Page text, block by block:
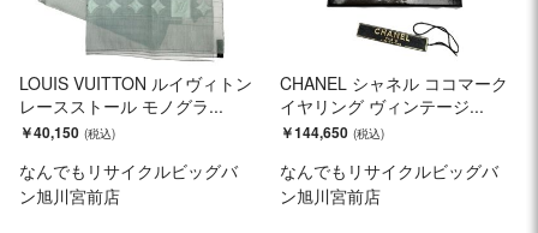
LOUIS VUITTON ルイヴィトン
レースストール モノグラ...
￥40,150
なんでもリサイクルビッグバ
ン旭川宮前店
CHANEL シャネル ココマーク
イヤリング ヴィンテージ...
￥144,650
なんでもリサイクルビッグバ
ン旭川宮前店